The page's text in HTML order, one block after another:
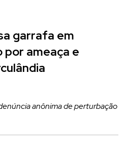
garrafa em
por ameaça e
anônima de perturbação